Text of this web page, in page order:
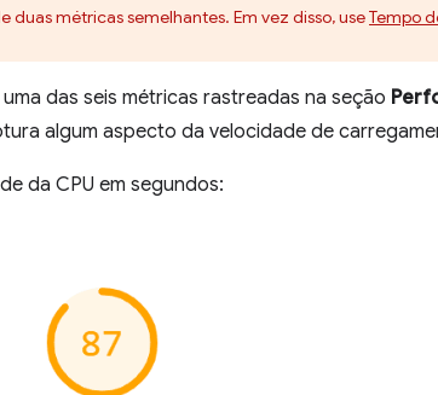
métricas semelhantes. Em vez disso, useTempo
das seis métricas rastreadas na seção
algum aspecto da velocidade de
da CPU em segundos: